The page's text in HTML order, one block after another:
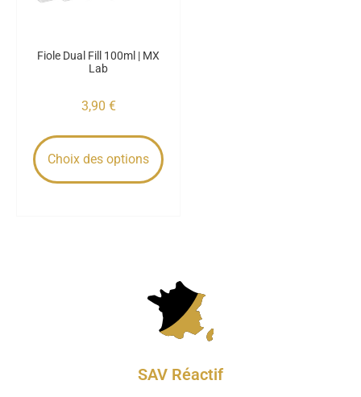
Fiole Dual Fill 100ml | MX
Lab
3,90 €
Choix des options
SAV Réactif